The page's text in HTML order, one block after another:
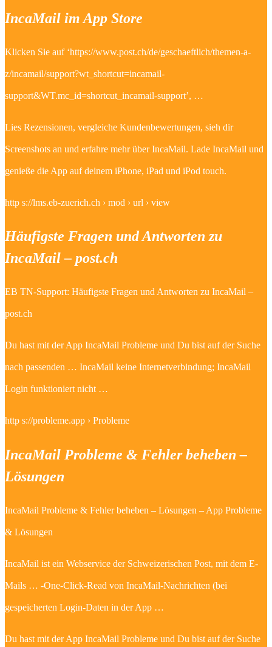
IncaMail im App Store
Klicken Sie auf ‘https://www.post.ch/de/geschaeftlich/themen-a-
z/incamail/support?wt_shortcut=incamail-
support&WT.mc_id=shortcut_incamail-support’, …
Lies Rezensionen, vergleiche Kundenbewertungen, sieh dir
Screenshots an und erfahre mehr über IncaMail. Lade IncaMail und
genieße die App auf deinem iPhone, iPad und iPod touch.
http s://lms.eb-zuerich.ch › mod › url › view
Häufigste Fragen und Antworten zu
IncaMail – post.ch
EB TN-Support: Häufigste Fragen und Antworten zu IncaMail –
post.ch
Du hast mit der App IncaMail Probleme und Du bist auf der Suche
nach passenden … IncaMail keine Internetverbindung; IncaMail
Login funktioniert nicht …
http s://probleme.app › Probleme
IncaMail Probleme & Fehler beheben –
Lösungen
IncaMail Probleme & Fehler beheben – Lösungen – App Probleme
& Lösungen
IncaMail ist ein Webservice der Schweizerischen Post, mit dem E-
Mails … -One-Click-Read von IncaMail-Nachrichten (bei
gespeicherten Login-Daten in der App …
Du hast mit der App IncaMail Probleme und Du bist auf der Suche